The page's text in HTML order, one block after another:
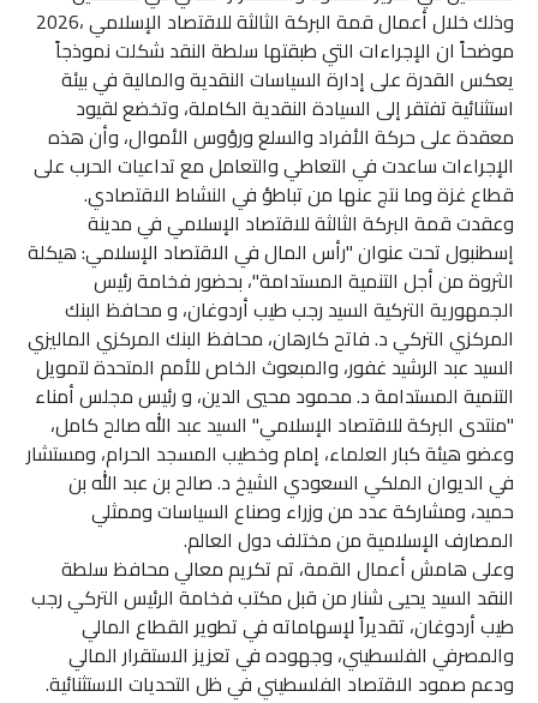
وذلك خلال أعمال قمة البركة الثالثة للاقتصاد الإسلامي ،2026
موضحاً ان الإجراءات التي طبقتها سلطة النقد شكلت نموذجاً
يعكس القدرة على إدارة السياسات النقدية والمالية في بيئة
استثنائية تفتقر إلى السيادة النقدية الكاملة، وتخضع لقيود
معقدة على حركة الأفراد والسلع ورؤوس الأموال، وأن هذه
الإجراءات ساعدت في التعاطي والتعامل مع تداعيات الحرب على
قطاع غزة وما نتج عنها من تباطؤ في النشاط الاقتصادي.
وعقدت قمة البركة الثالثة للاقتصاد الإسلامي في مدينة
إسطنبول تحت عنوان "رأس المال في الاقتصاد الإسلامي: هيكلة
الثروة من أجل التنمية المستدامة"، بحضور فخامة رئيس
الجمهورية التركية السيد رجب طيب أردوغان، و محافظ البنك
المركزي التركي د. فاتح كارهان، محافظ البنك المركزي الماليزي
السيد عبد الرشيد غفور، والمبعوث الخاص للأمم المتحدة لتمويل
التنمية المستدامة د. محمود محيي الدين، و رئيس مجلس أمناء
"منتدى البركة للاقتصاد الإسلامي" السيد عبد الله صالح كامل،
وعضو هيئة كبار العلماء، إمام وخطيب المسجد الحرام، ومستشار
في الديوان الملكي السعودي الشيخ د. صالح بن عبد الله بن
حميد، ومشاركة عدد من وزراء وصناع السياسات وممثلي
المصارف الإسلامية من مختلف دول العالم.
وعلى هامش أعمال القمة، تم تكريم معالي محافظ سلطة
النقد السيد يحيى شنار من قبل مكتب فخامة الرئيس التركي رجب
طيب أردوغان، تقديراً لإسهاماته في تطوير القطاع المالي
والمصرفي الفلسطيني، وجهوده في تعزيز الاستقرار المالي
ودعم صمود الاقتصاد الفلسطيني في ظل التحديات الاستثنائية.